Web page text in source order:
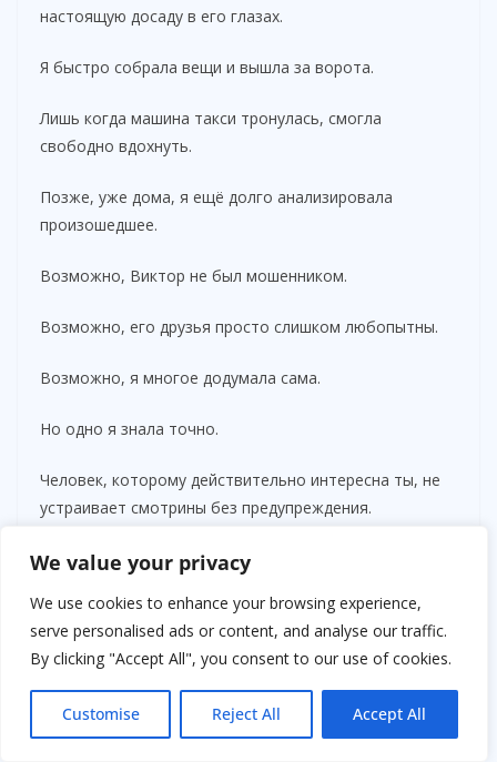
We value your privacy
We use cookies to enhance your browsing experience,
serve personalised ads or content, and analyse our traffic.
By clicking "Accept All", you consent to our use of cookies.
Customise Reject All Accept All
настоящую досаду в его глазах.
Я быстро собрала вещи и вышла за ворота.
Лишь когда машина такси тронулась, смогла
свободно вдохнуть.
Позже, уже дома, я ещё долго анализировала
произошедшее.
Возможно, Виктор не был мошенником.
Возможно, его друзья просто слишком любопытны.
Возможно, я многое додумала сама.
Но одно я знала точно.
Человек, которому действительно интересна ты, не
устраивает смотрины без предупреждения.
Не обсуждает твою жизнь за спиной.
Не позволяет посторонним оценивать тебя как
выгодное приобретение.
После той субботы Виктор написал несколько
сообщений.